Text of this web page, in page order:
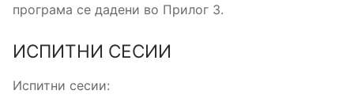
програма се дадени во Прилог 3.
ИСПИТНИ СЕСИИ
Испитни сесии: